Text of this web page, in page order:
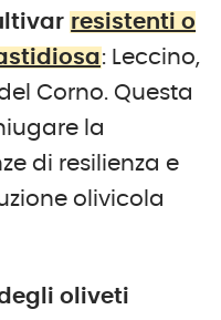
resistenti o
: Leccino,
Corno. Questa
la
di resilienza e
olivicola
oliveti